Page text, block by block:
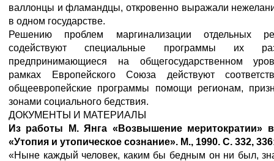
валлонцы и фламандцы, откровенно выражали
в одном государстве.
Решению проблем маргинализации отдельных
содействуют специальные программы их
предпринимающиеся на общегосударственном
рамках Европейского Союза действуют
общеевропейские программы помощи регионам,
зонами социального бедствия.
ДОКУМЕНТЫ И МАТЕРИАЛЫ
Из работы М. Янга «Возвышениемеритократии» в
«Утопия и утопическое сознание». М., 1990. С. 332,
«Ныне каждый человек, каким бы бедным он ни был,